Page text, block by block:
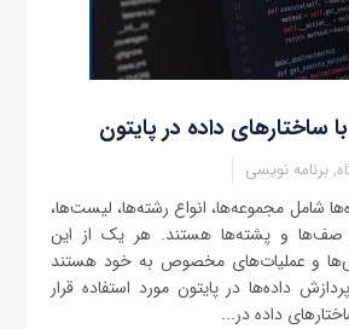
ساختارهای داده در پایتون
برنامه نویسی
شامل مجموعه‌ها، انواع رشته‌ها، لیست‌ها،
صف‌ها و پشته‌ها هستند. هر یک از این
و عملیات‌های مخصوص به خود هستند
داده‌ها در پایتون مورد استفاده قرار
داده در...